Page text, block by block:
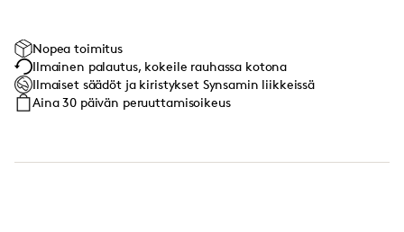
Nopea toimitus
Ilmainen palautus, kokeile rauhassa kotona
Ilmaiset säädöt ja kiristykset Synsamin liikkeissä
Aina 30 päivän peruuttamisoikeus